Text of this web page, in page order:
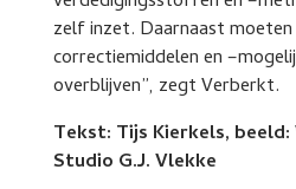
zelf inzet. Daarnaast
correctiemiddelen en
overblijven”, zegt Verberkt.
Tekst: Tijs Kierkels,
Studio G.J. Vlekke